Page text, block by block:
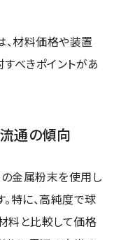
、材料価格や装置
べきポイントがあ
通の傾向
の金属粉末を使用し
特に、高純度で球
料と比較して価格